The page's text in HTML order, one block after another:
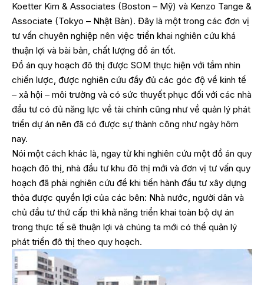
Koetter Kim & Associates (Boston – Mỹ) và Kenzo Tange &
Associate (Tokyo – Nhật Bản). Đây là một trong các đơn vị
tư vấn chuyên nghiệp nên việc triển khai nghiên cứu khá
thuận lợi và bài bản, chất lượng đồ án tốt.
Đồ án quy hoạch đô thị được SOM thực hiện với tầm nhìn
chiến lược, được nghiên cứu đầy đủ các góc độ về kinh tế
– xã hội – môi trường và có sức thuyết phục đối với các nhà
đầu tư có đủ năng lực về tài chính cũng như về quản lý phát
triển dự án nên đã có được sự thành công như ngày hôm
nay.
Nói một cách khác là, ngay từ khi nghiên cứu một đồ án quy
hoạch đô thị, nhà đầu tư khu đô thị mới và đơn vị tư vấn quy
hoạch đã phải nghiên cứu để khi tiến hành đầu tư xây dựng
thỏa được quyền lợi của các bên: Nhà nước, người dân và
chủ đầu tư thứ cấp thì khả năng triển khai toàn bộ dự án
trong thực tế sẽ thuận lợi và chúng ta mới có thể quản lý
phát triển đô thị theo quy hoạch.